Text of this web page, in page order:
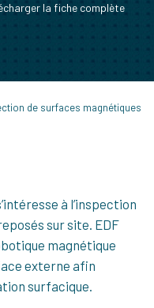
la fiche complète
de surfaces magnétiques
à l’inspection
sur site. EDF
magnétique
externe afin
surfacique.